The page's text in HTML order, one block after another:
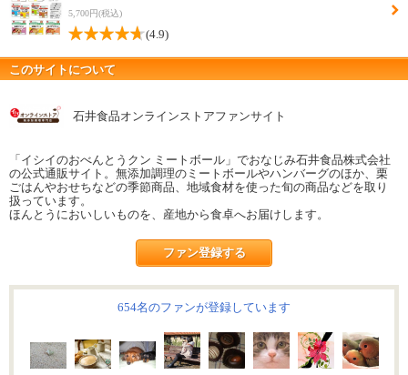
5,700円(税込)
(4.9)
このサイトについて
石井食品オンラインストアファンサイト
「イシイのおべんとうクン ミートボール」でおなじみ石井食品株式会社
の公式通販サイト。無添加調理のミートボールやハンバーグのほか、栗
ごはんやおせちなどの季節商品、地域食材を使った旬の商品などを取り
扱っています。
ほんとうにおいしいものを、産地から食卓へお届けします。
ファン登録する
654名のファンが登録しています